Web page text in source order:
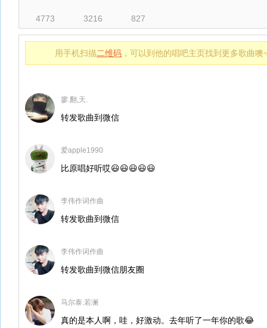
4773 3216 827
用手机扫描二维码 ，可以到他的唱吧主页找到更多歌曲噢
廖.翻,天.
转发歌曲到微信
爱apple1990
比原唱好听哎😃😃😃😃😃
李伟作词作曲
转发歌曲到微信
李伟作词作曲
转发歌曲到微信朋友圈
马尔泰.若澜
真的是本人啊，哇，好激动。去年听了一年你的歌😂